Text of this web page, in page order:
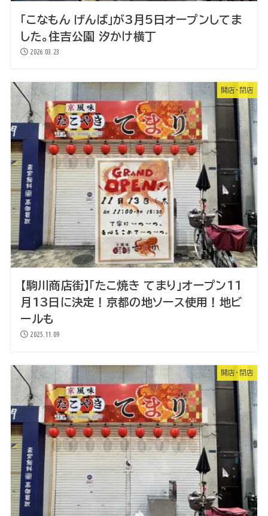
「こなもん げんば」が3月5日オープンしてま
した。住吉公園 汐かけ横丁
2026.03.23
開店・閉店
【駒川商店街】「たこ焼き てまり」オープン11
月13日に決定！京都の地ソース使用！地ビ
ールも
2025.11.09
開店・閉店